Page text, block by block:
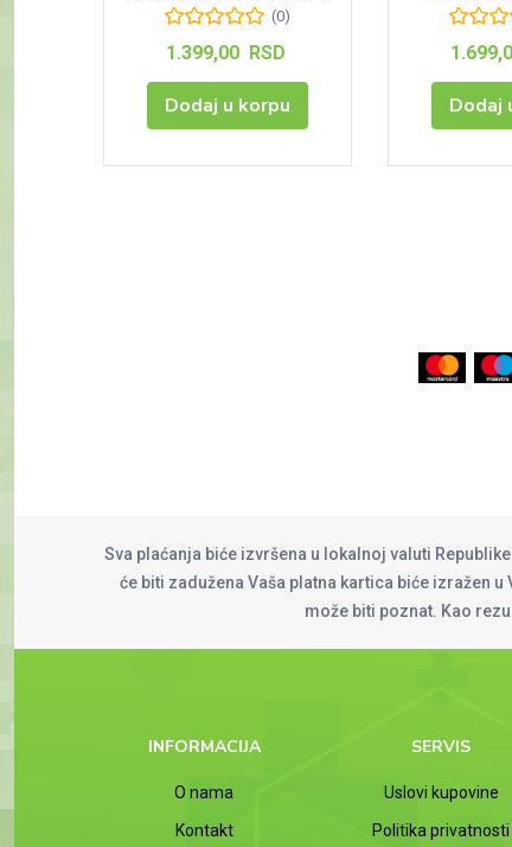
(0)
1.399,00 RSD
Dodaj u korpu Dodaj
Sva plaćanja biće izvršena u lokalnoj valuti
će biti zadužena Vaša platna kartica biće izražen
može biti poznat. Kao
INFORMACIJA
O nama
Kontakt
SERVIS
Uslovi kupovine
Politika privatnosti